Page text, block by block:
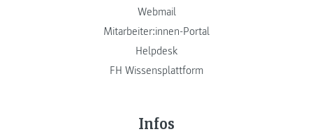
Webmail
Mitarbeiter:innen-Portal
Helpdesk
FH Wissensplattform
Infos